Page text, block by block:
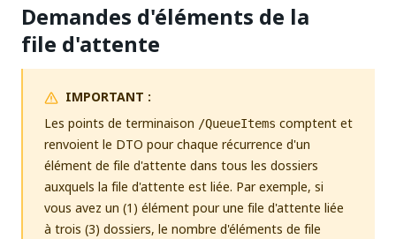
Demandes d'éléments de la
file d'attente
IMPORTANT :
Les points de terminaison /QueueItems comptent et
renvoient le DTO pour chaque récurrence d'un
élément de file d'attente dans tous les dossiers
auxquels la file d'attente est liée. Par exemple, si
vous avez un (1) élément pour une file d'attente liée
à trois (3) dossiers, le nombre d'éléments de file